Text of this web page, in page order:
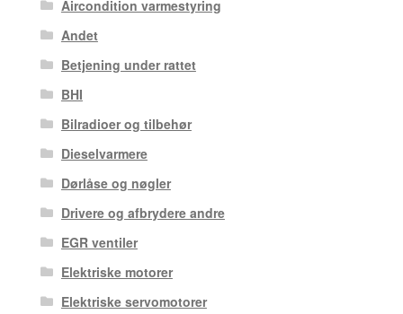
Aircondition varmestyring
Andet
Betjening under rattet
BHI
Bilradioer og tilbehør
Dieselvarmere
Dørlåse og nøgler
Drivere og afbrydere andre
EGR ventiler
Elektriske motorer
Elektriske servomotorer